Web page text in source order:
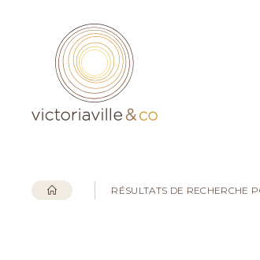
RÉSULTATS DE RECHERCHE